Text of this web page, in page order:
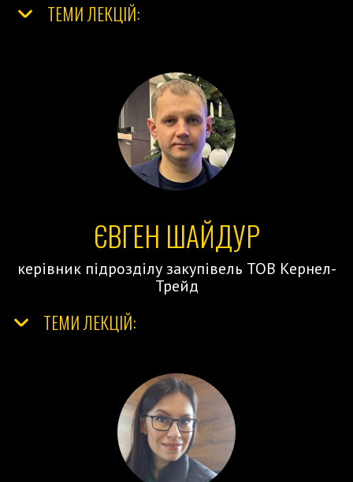
ТЕМИ ЛЕКЦІЙ:
ЄВГЕН ШАЙДУР
керівник підрозділу закупівель ТОВ Кернел-
Трейд
ТЕМИ ЛЕКЦІЙ: